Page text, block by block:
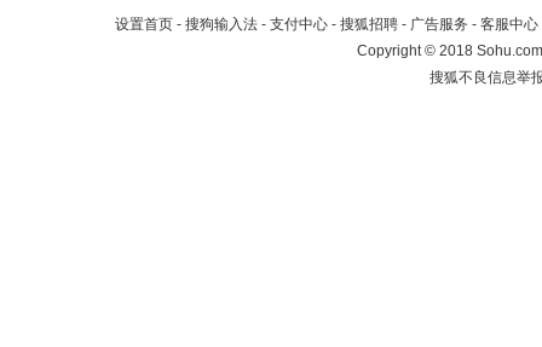
设置首页 - 搜狗输入法 - 支付中心 - 搜狐招聘 - 广告服务 - 客服中心
Copyright©2018
搜狐不良信息举